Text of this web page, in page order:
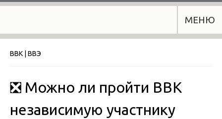
МЕНЮ
ВВК | ВВЭ
❎ Можно ли пройти ВВК
независимую участнику